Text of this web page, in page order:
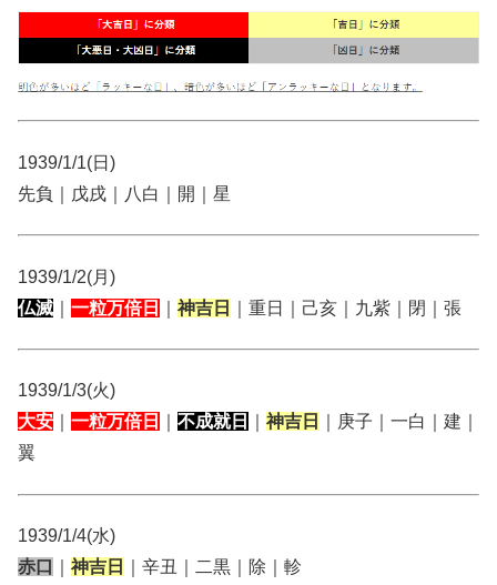
1939/1/1(日)
先負｜戊戌｜八白｜開｜星
1939/1/2(月)
仏滅
一粒万倍日 神吉日 ｜重日｜己亥｜九紫｜閉｜張
1939/1/3(火)
大安
一粒万倍日 不成就日 神吉日
｜庚子｜一白｜建｜
翼
1939/1/4(水)
赤口
神吉日 ｜辛丑｜二黒｜除｜軫